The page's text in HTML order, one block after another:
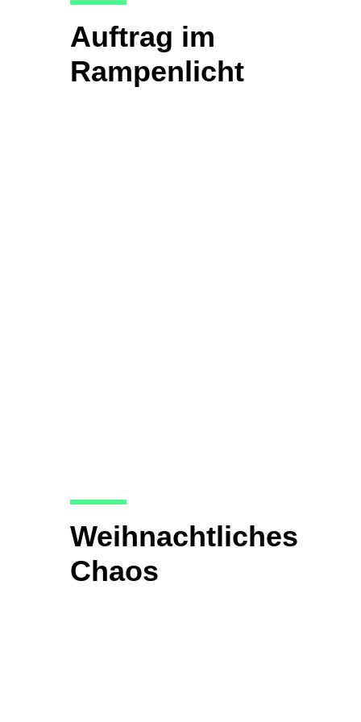
Auftrag im
Rampenlicht
Weihnachtliches
Chaos